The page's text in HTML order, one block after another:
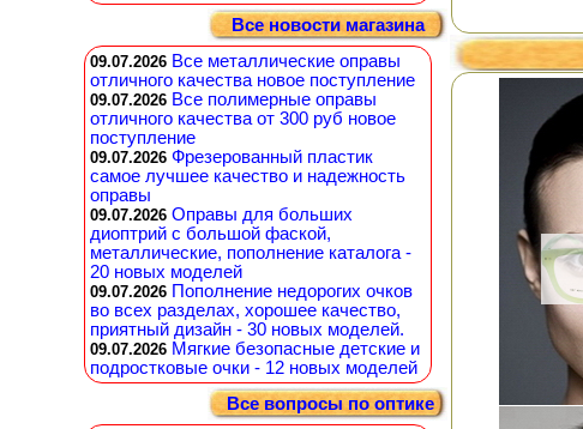
Все новости магазина
09.07.2026 Все металлические оправы
отличного качества новое поступление
09.07.2026 Все полимерные оправы
отличного качества от 300 руб новое
поступление
09.07.2026 Фрезерованный пластик
самое лучшее качество и надежность
оправы
09.07.2026 Оправы для больших
диоптрий с большой фаской,
металлические, пополнение каталога -
20 новых моделей
09.07.2026 Пополнение недорогих очков
во всех разделах, хорошее качество,
приятный дизайн - 30 новых моделей.
09.07.2026 Мягкие безопасные детские и
подростковые очки - 12 новых моделей
Все вопросы по оптике